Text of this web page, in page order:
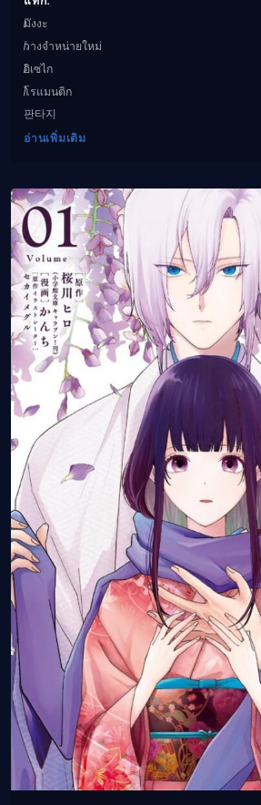
มังงะ
วางจำหน่ายใหม่
อิเซไก
โรแมนติก
판타지
อ่านเพิ่มเติม